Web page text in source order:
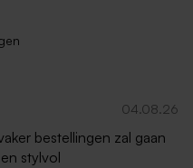
04.08.26
bestellingen zal gaan
stylvol